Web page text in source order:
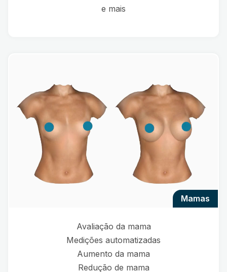
e mais
mamas
Avaliação da mama
Medições automatizadas
Aumento da mama
Redução de mama